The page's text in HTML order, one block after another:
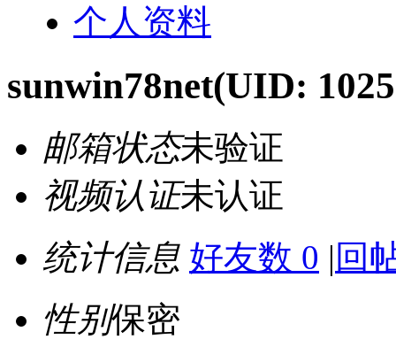
个人资料
sunwin78net(UID:
邮箱状态未验证
视频认证未认证
统计信息 好友数 0 | 回
性别保密